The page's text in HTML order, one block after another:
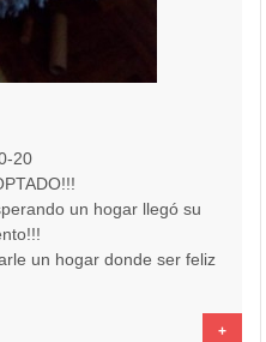
20
un hogar llegó su
un hogar donde ser feliz
+